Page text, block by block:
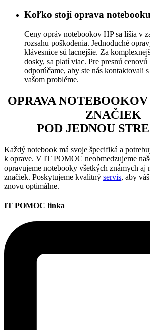
Koľko stojí oprava
Ceny opráv notebookov HP sa líšia v
rozsahu poškodenia. Jednoduché
klávesnice sú lacnejšie. Za
dosky, sa platí viac. Pre presnú
odporúčame, aby ste nás kontaktovali
vašom probléme.
OPRAVA
ZNAČIEK
POD JEDNOU
Každý notebook má svoje špecifiká a
k oprave. V IT POMOC neobmedzujeme
opravujeme notebooky všetkých známych aj
značiek. Poskytujeme kvalitný servis, aby
znovu optimálne.
IT POMOC linka